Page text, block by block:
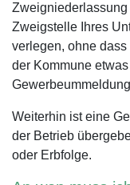
Zweigstelle Ihres
verlegen, ohne
der Kommune
Weiterhin ist eine
der Betrieb
oder Erbfolge.